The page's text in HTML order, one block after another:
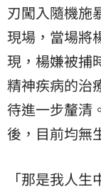
刃闖入隨機施
現場，當場將
現，楊嫌被捕
精神疾病的治
待進一步釐清
後，目前均無
「那是我人